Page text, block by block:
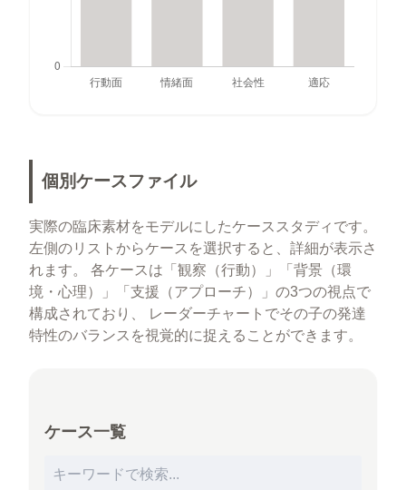
個別ケースファイル
実際の臨床素材をモデルにしたケーススタディです。
左側のリストからケースを選択すると、詳細が表示さ
れます。 各ケースは「観察（行動）」「背景（環
境・心理）」「支援（アプローチ）」の3つの視点で
構成されており、 レーダーチャートでその子の発達
特性のバランスを視覚的に捉えることができます。
ケース一覧